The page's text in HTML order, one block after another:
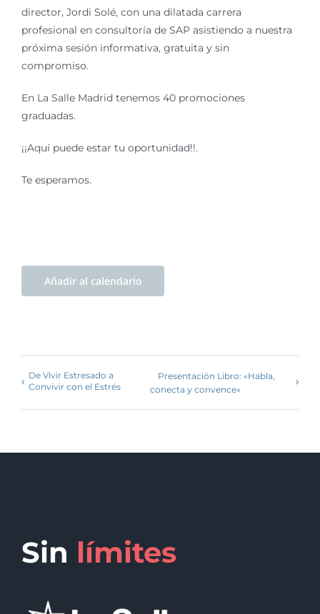
director, Jordi Solé, con una dilatada carrera
profesional en consultoría de SAP asistiendo a nuestra
próxima sesión informativa, gratuita y sin
compromiso.
En La Salle Madrid tenemos 40 promociones
graduadas.
¡¡Aquí puede estar tu oportunidad!!.
Te esperamos.
Añadir al calendario
De Vivir Estresado a
Convivir con el Estrés
Presentación Libro: «Habla,
conecta y convence»
Sin límites